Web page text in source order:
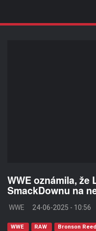
WWE oznámila,
SmackDownu na
WWE 24-06-2025 - 10:56
WWE RAW Bronson Reed